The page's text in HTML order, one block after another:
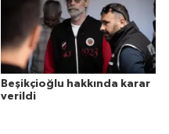
Beşikçioğlu hakkında karar
verildi